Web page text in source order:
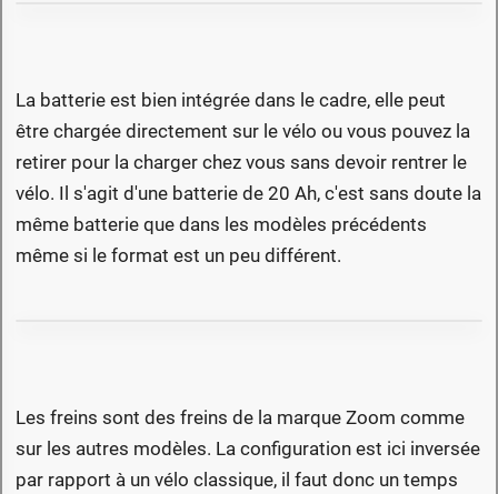
La batterie est bien intégrée dans le cadre, elle peut
être chargée directement sur le vélo ou vous pouvez la
retirer pour la charger chez vous sans devoir rentrer le
vélo. Il s'agit d'une batterie de 20 Ah, c'est sans doute la
même batterie que dans les modèles précédents
même si le format est un peu différent.
Les freins sont des freins de la marque Zoom comme
sur les autres modèles. La configuration est ici inversée
par rapport à un vélo classique, il faut donc un temps